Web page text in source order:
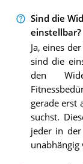
Sind die
einstellbar?
Ja, eines
sind die
den
gerade erst
suchst.
jeder in
unabhängig